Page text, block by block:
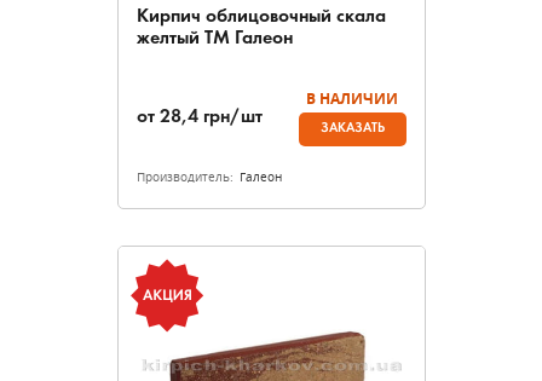
Кирпич облицовочный скала
желтый ТМ Галеон
от 28,4 грн/шт
В НАЛИЧИИ
ЗАКАЗАТЬ
Производитель: Галеон